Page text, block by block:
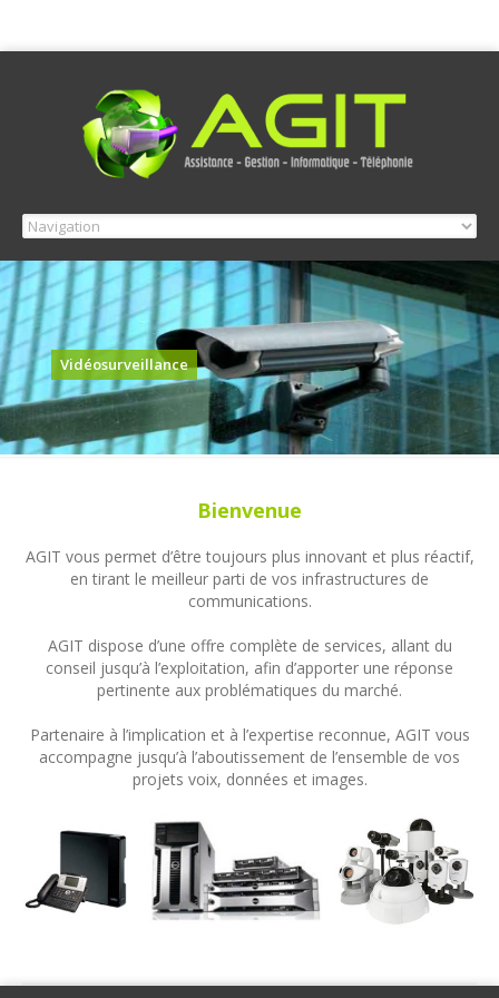
Vidéosurveillance
Bienvenue
AGIT vous permet d’être toujours plus innovant et plus réactif,
en tirant le meilleur parti de vos infrastructures de
communications.
AGIT dispose d’une offre complète de services, allant du
conseil jusqu’à l’exploitation, afin d’apporter une réponse
pertinente aux problématiques du marché.
Partenaire à l’implication et à l’expertise reconnue, AGIT vous
accompagne jusqu’à l’aboutissement de l’ensemble de vos
projets voix, données et images.